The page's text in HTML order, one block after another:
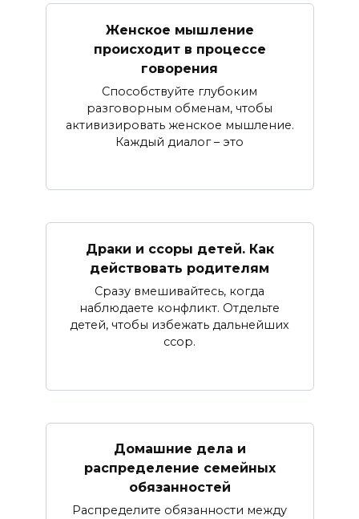
Женское мышление
происходит в процессе
говорения
Способствуйте глубоким
разговорным обменам, чтобы
активизировать женское мышление.
Каждый диалог – это
Драки и ссоры детей. Как
действовать родителям
Сразу вмешивайтесь, когда
наблюдаете конфликт. Отдельте
детей, чтобы избежать дальнейших
ссор.
Домашние дела и
распределение семейных
обязанностей
Распределите обязанности между